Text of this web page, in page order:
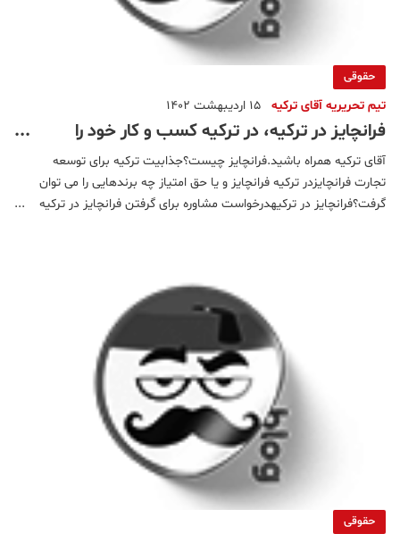
حقوقی
تیم تحریریه آقای ترکیه 15 اردیبهشت 1402
فرانچایز در ترکیه، در ترکیه کسب و کار خود را
گسترش دهید!
آقای ترکیه همراه باشید.فرانچایز چیست؟جذابیت ترکیه برای توسعه
تجارت فرانچایزدر ترکیه فرانچایز و یا حق امتیاز چه برندهایی را می توان
گرفت؟فرانچایز در ترکیهدرخواست مشاوره برای گرفتن فرانچایز در ترکیه
حقوقی